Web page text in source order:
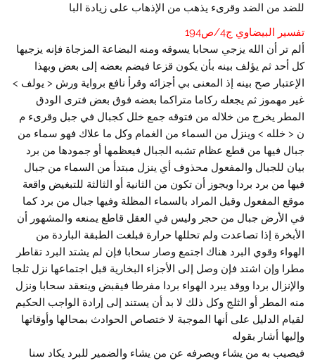
للضد من الضد وقرىء يذهب من الإذهاب على زيادة البا
تفسير البيضاوي ج4/ص194
ألم تر أن الله يزجي سحابا يسوقه ومنه البضاعة المزجاة فإنه يزجيها
كل أحد ثم يؤلف بينه بأن يكون قزعا فيضم بعضه إلى بعض وبهذا
الإعتبار صح بينه إذ المعنى بي أجزائه وقرأ نافع برواية ورش < يولف >
غير مهموز ثم يجعله ركاما متراكما بعضه فوق بعض فترى الودق
المطر يخرج من خلاله من فتوقه جمع خلل كجبال في جبل وقرىء م
ن < خلله > وينزل من السماء من الغمام وكل ما علاك فهو سماء من
جبال فيها من قطع عظام تشبه الجبال فيعظمها أو جمودها من برد
بيان للجبال والمفعول محذوف أي ينزل مبتدأ من السماء من جبال
فيها من برد بردا ويجوز أن تكون من الثانية أو الثالثة للتبغيض واقعة
موقع المفعول وقيل المراد بالسماء المظلة وفيها جبال من برد كما
في الأرض جبال من حجر وليس في العقل قاطع يمنعه والمشهور أن
الأبخرة إذا تصاعدت ولم تحللها حرارة فبلغت الطبقة الباردة من
الهواء وقوي البرد هناك اجتمع وصار سحابا فإن لم يشتد البرد تقاطر
مطرا وإن اشتد فإن وصل إلى الأجزاء البخارية قبل اجتماعها نزل ثلجا
والإنزال بردا ووقد يبرد الهواء بردا مفرطا فيقبض وينعقد سحابا ونزل
منه المطر أو الثلج وكل ذلك لا بد أن يستند إلى إرادة الواجب الحكيم
لقيام الدليل على أنها الموجبة لا ختصاص الحوادث بمحالها وأوقاتها
وإليها أشار بقوله
فيصيب به من يشاء ويصرفه عن من يشاء والضمير للبرد يكاد سنا